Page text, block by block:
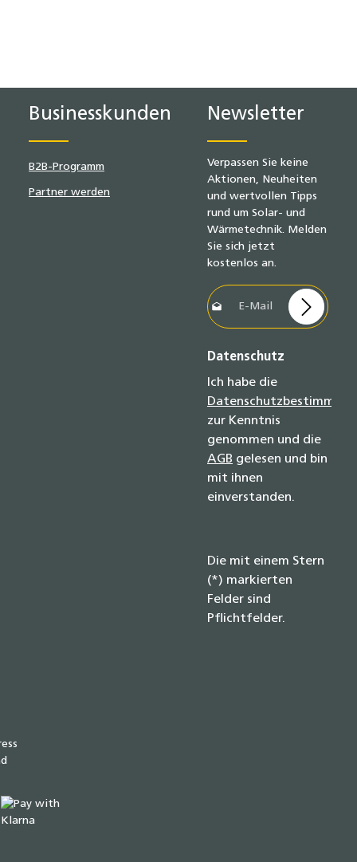
Businesskunden
B2B-Programm
Partner werden
Newsletter
Verpassen Sie keine
Aktionen, Neuheiten
und wertvollen Tipps
rund um Solar- und
Wärmetechnik. Melden
Sie sich jetzt
kostenlos an.
E-Mail-Adresse*
Datenschutz
Ich habe die
zur Kenntnis
genommen und die
AGB gelesen und bin
mit ihnen
einverstanden.
Die mit einem Stern
(*) markierten
Felder sind
Pflichtfelder.